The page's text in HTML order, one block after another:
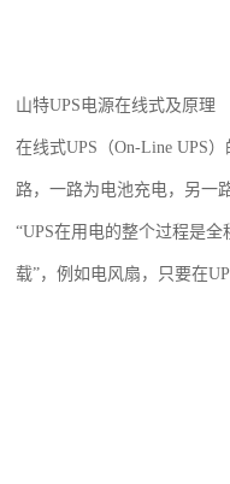
山特UPS电源在线式及原理
在线式UPS（On-Line UPS
路，一路为电池充电，另一
“UPS在用电的整个过程是
载”，例如电风扇，只要在